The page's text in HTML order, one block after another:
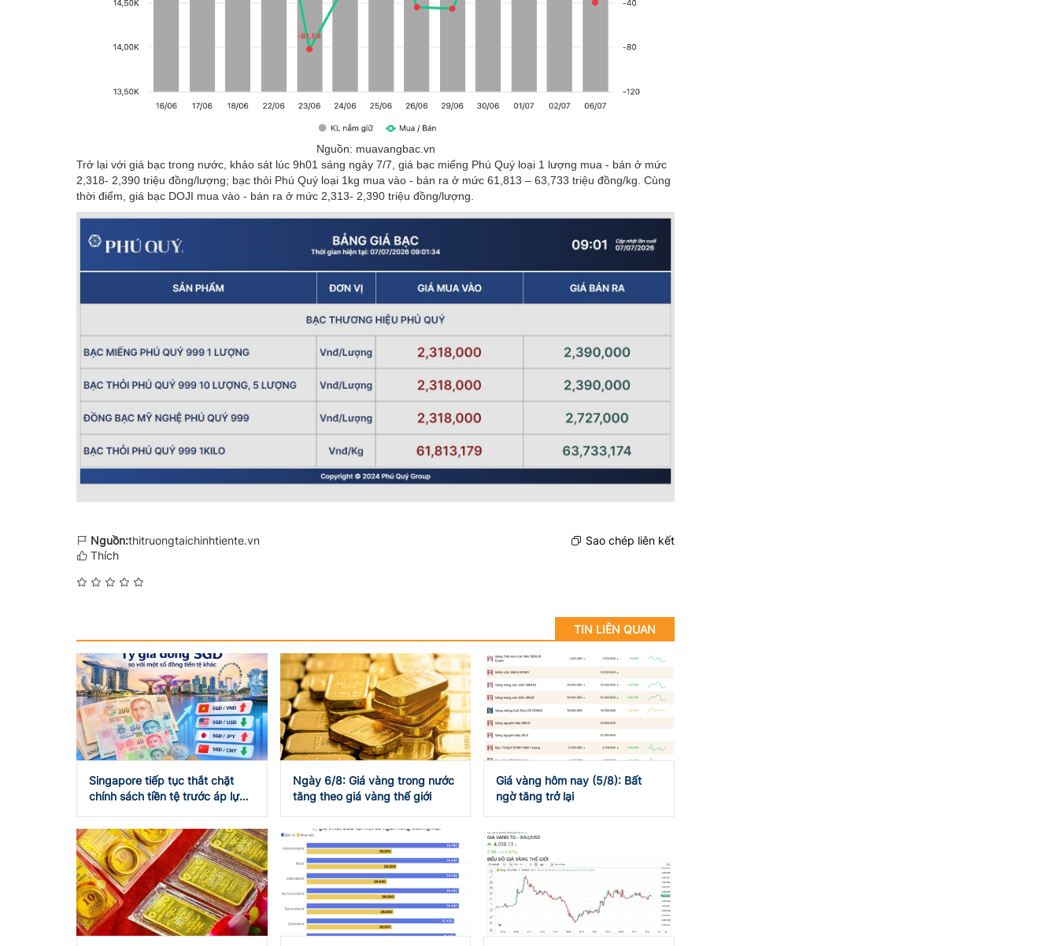
Nguồn: muavangbac.vn
Trở lại với giá bạc trong nước, khảo sát lúc 9h01 sáng ngày 7/7, giá bạc miếng Phú Quý loại 1 lượng mua - bán ở mức
2,318- 2,390 triệu đồng/lượng; bạc thỏi Phú Quý loại 1kg mua vào - bán ra ở mức 61,813 – 63,733 triệu đồng/kg. Cùng
thời điểm, giá bạc DOJI mua vào - bán ra ở mức 2,313- 2,390 triệu đồng/lượng.
Nguồn:thitruongtaichinhtiente.vn
Sao chép liên kết
Thích
TIN LIÊN QUAN
Singapore tiếp tục thắt chặt
chính sách tiền tệ trước áp lực
Ngày 6/8: Giá vàng trong nước
tăng theo giá vàng thế giới
Giá vàng hôm nay (5/8): Bất
ngờ tăng trở lại